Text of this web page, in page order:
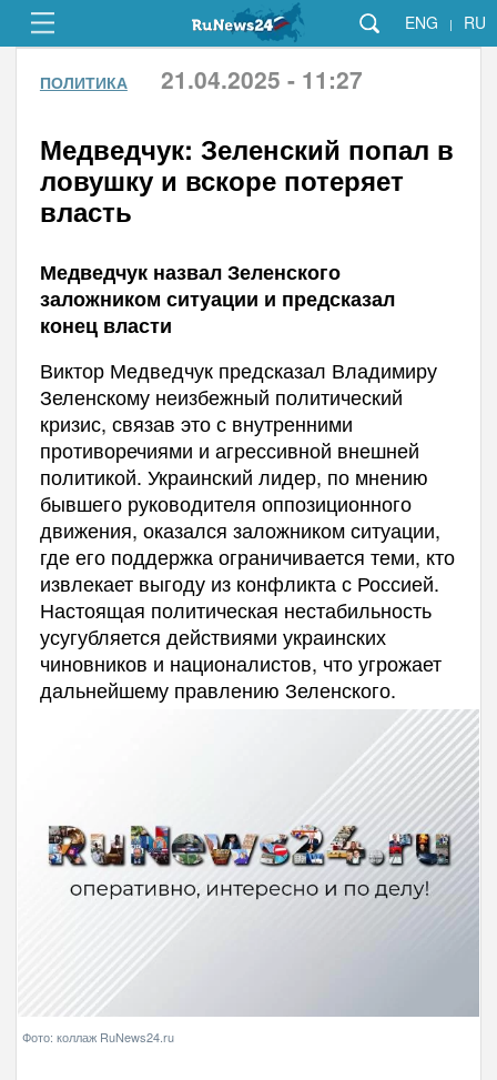
ENG | RU
ПОЛИТИКА 21.04.2025 - 11:27
Медведчук: Зеленский попал в
ловушку и вскоре потеряет
власть
Медведчук назвал Зеленского
заложником ситуации и предсказал
конец власти
Виктор Медведчук предсказал Владимиру
Зеленскому неизбежный политический
кризис, связав это с внутренними
противоречиями и агрессивной внешней
политикой. Украинский лидер, по мнению
бывшего руководителя оппозиционного
движения, оказался заложником ситуации,
где его поддержка ограничивается теми, кто
извлекает выгоду из конфликта с Россией.
Настоящая политическая нестабильность
усугубляется действиями украинских
чиновников и националистов, что угрожает
дальнейшему правлению Зеленского.
Фото: коллаж RuNews24.ru